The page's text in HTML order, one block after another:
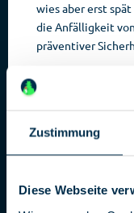
Zustimmung
Diese Webseite
wies aber erst
die Anfälligkeit
präventiver